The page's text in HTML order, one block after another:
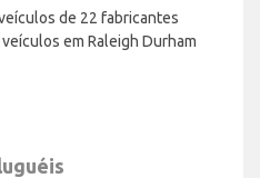
de 22 fabricantes
em Raleigh Durham